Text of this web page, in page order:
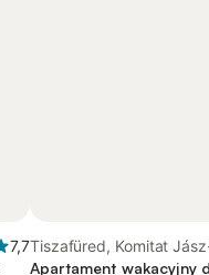
7,7Tiszafüred, Komitat
Szolnok
Apartament wakacyjny